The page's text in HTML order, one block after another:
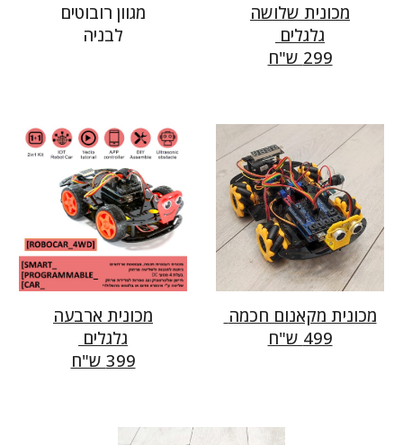
מגוון רובוטים
לבניה
מכונית שלושה
גלגלים
299 ש"ח
מכונית ארבעה
גלגלים
399 ש"ח
מכונית מקאנום חכמה
499 ש"ח